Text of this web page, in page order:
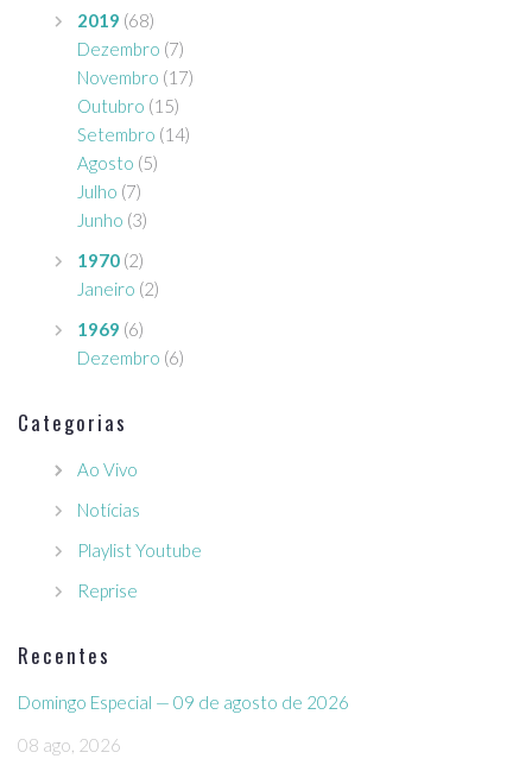
2019 (68)
Dezembro (7)
Novembro (17)
Outubro (15)
Setembro (14)
Agosto (5)
Julho (7)
Junho (3)
1970 (2)
Janeiro (2)
1969 (6)
Dezembro (6)
Categorias
Ao Vivo
Notícias
Playlist Youtube
Reprise
Recentes
Domingo Especial — 09 de agosto de 2026
08 ago, 2026